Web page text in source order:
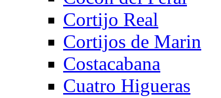
Cortijo Real
Cortijos de Marin
Costacabana
Cuatro Higueras